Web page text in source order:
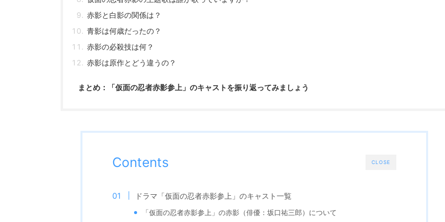
赤影と白影の関係は？
青影は何歳だったの？
赤影の必殺技は何？
赤影は原作とどう違うの？
まとめ：「仮面の忍者赤影参上」のキャストを振り返ってみましょう
CLOSE
Contents
ドラマ「仮面の忍者赤影参上」のキャスト一覧
「仮面の忍者赤影参上」の赤影（俳優：坂口祐三郎）について